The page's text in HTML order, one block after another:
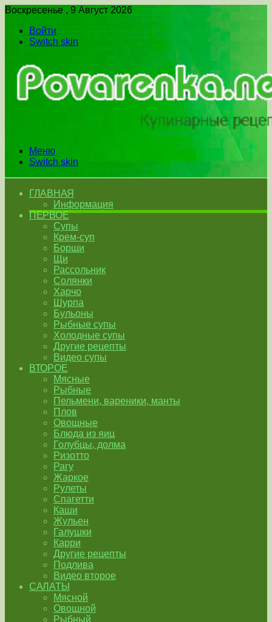
Воскресенье , 9 Август 2026
Войти
Switch skin
Меню
Switch skin
ГЛАВНАЯ
Информация
ПЕРВОЕ
Супы
Крем-суп
Борщи
Щи
Рассольник
Солянки
Харчо
Шурпа
Бульоны
Рыбные супы
Холодные супы
Другие рецепты
Видео супы
ВТОРОЕ
Мясные
Рыбные
Пельмени, вареники, манты
Плов
Овощные
Блюда из яиц
Голубцы, долма
Ризотто
Рагу
Жаркое
Рулеты
Спагетти
Каши
Жульен
Галушки
Карри
Другие рецепты
Подлива
Видео второе
САЛАТЫ
Мясной
Овощной
Рыбный